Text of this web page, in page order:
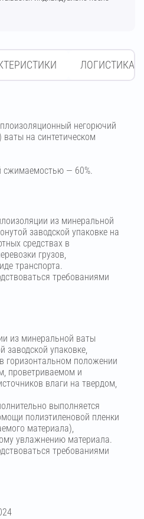
ЛОГИСТИКА
негорючий
на синтетическом
сжимаемостью — 60%.
из минеральной
заводской упаковке на
средствах в
грузов,
транспорта.
требованиями
из минеральной ваты
заводской упаковке,
горизонтальном положении
проветриваемом и
влаги на твердом,
выполняется
полиэтиленовой пленки
материала),
увлажнению материала.
требованиями